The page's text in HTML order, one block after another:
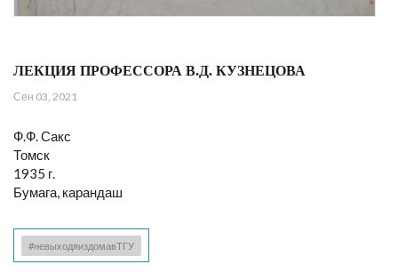
ЛЕКЦИЯ ПРОФЕССОРА В.Д. КУЗНЕЦОВА
Сен 03, 2021
Ф.Ф. Сакс
Томск
1935 г.
Бумага, карандаш
#невыходяиздомавТГУ